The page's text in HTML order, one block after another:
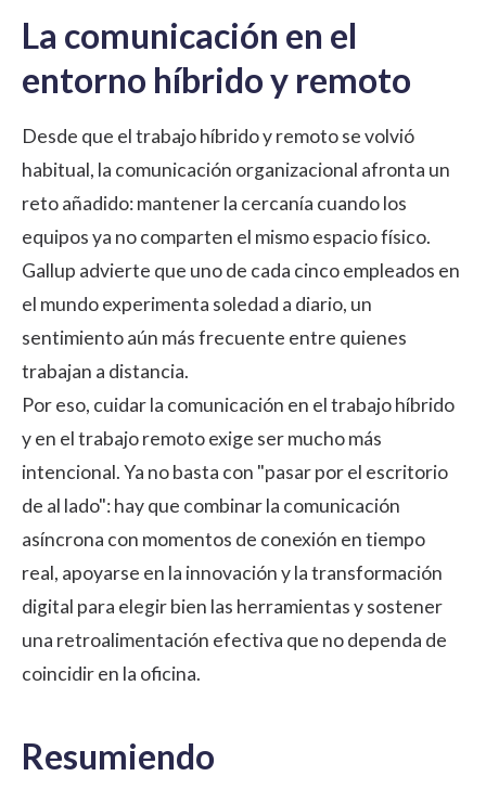
La comunicación en el
entorno híbrido y remoto
Desde que el trabajo híbrido y remoto se volvió
habitual, la comunicación organizacional afronta un
reto añadido: mantener la cercanía cuando los
equipos ya no comparten el mismo espacio físico.
Gallup advierte que uno de cada cinco empleados en
el mundo experimenta soledad a diario, un
sentimiento aún más frecuente entre quienes
trabajan a distancia.
Por eso, cuidar la comunicación en eltrabajo híbrido
y en eltrabajo remotoexige ser mucho más
intencional. Ya no basta con "pasar por el escritorio
de al lado": hay que combinar la comunicación
asíncrona con momentos de conexión en tiempo
real, apoyarse en la innovación y la transformación
digital para elegir bien las herramientas y sostener
una retroalimentación efectiva que no dependa de
coincidir en la oficina.
Resumiendo